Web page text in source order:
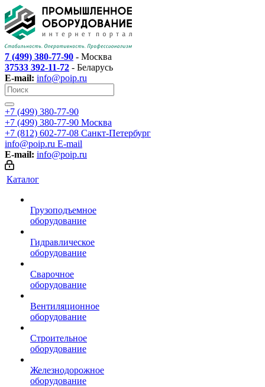
7 (499) 380-77-90 - Москва
37533 392-11-72 - Беларусь
E-mail: info@poip.ru
+7 (499) 380-77-90
+7 (499) 380-77-90 Москва
+7 (812) 602-77-08 Санкт-Петербург
info@poip.ru E-mail
E-mail: info@poip.ru
Каталог
Грузоподъемное
оборудование
Гидравлическое
оборудование
Сварочное
оборудование
Вентиляционное
оборудование
Строительное
оборудование
Железнодорожное
оборудование